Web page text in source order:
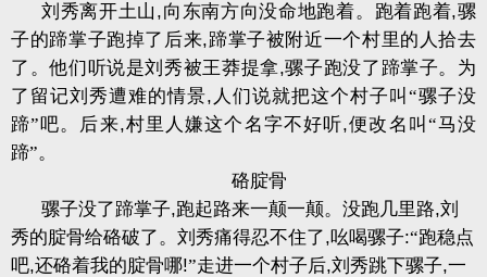
刘秀离开土山 ,向东南方向没命地跑着。跑着跑着,骡
子的蹄掌子跑掉了后来,蹄掌子被附近一个村里的人拾去
了。他们听说是刘秀被王莽提拿,骡子跑没了蹄掌子。为
了留记刘秀遭难的情景, 人们说就把这个村子叫“骡子没
蹄”吧。后来,村里人嫌这个名字不好听,便改名叫“马没
蹄”。
硌腚骨
骡子没了蹄掌子,跑起路来一颠一颠。没跑几里路,刘
秀的腚骨给硌破了。刘秀痛得忍不住了,吆喝骡子:“跑稳点
吧,还硌着我的腚骨哪!”走进一个村子后,刘秀跳下骡子,一